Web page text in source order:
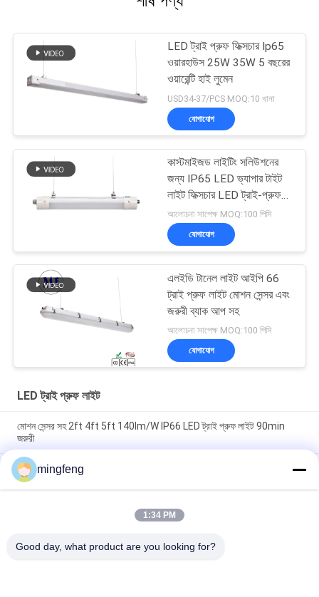
LED ট্রাই প্রুফ ফিক্সচার Ip65
ওয়ারহাউস 25W 35W 5 বছরের
ওয়ারেন্টি হাই লুমেন
USD34-37/PCS MOQ:10 খানা
যোগাযোগ
কাস্টমাইজড লাইটিং সলিউশনের
জন্য IP65 LED ভ্যাপার টাইট
লাইট ফিক্সচার LED ট্রাই-প্রুফ
লাইট
আলোচনা সাপেক্ষ MOQ:100 পিসি
যোগাযোগ
এলইডি টানেল লাইট আইপি 66
ট্রাই প্রুফ লাইট মোশন সেন্সর এবং
জরুরী ব্যাক আপ সহ
আলোচনা সাপেক্ষ MOQ:100 পিসি
যোগাযোগ
LED ট্রাই প্রুফ লাইট
মোশন সেন্সর সহ 2ft 4ft 5ft 140lm/W IP66 LED ট্রাই প্রুফ লাইট 90min
জরুরী
LED ট্রাই-প্রুলাইট - শিল্প-গ্রেড, ডাস্টপ্রুফ এবং জারা-প্রতিরোধী, কঠোর পরিবেশের জন্য
উপযুক্ত
বিভিন্ন দৈর্ঘ্য এবং ওয়াটেজে উপলব্ধ মোশন সেন্সর সহ IP65 LED ট্রাই-প্রুফ লাইট
mingfeng
1:34 PM
Good day, what product are you looking for?